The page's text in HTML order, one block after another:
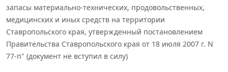
запасы материально-технических, продовольственных,
медицинских и иных средств на территории
Ставропольского края, утвержденный постановлением
Правительства Ставропольского края от 18 июля 2007 г. N
77-п" (документ не вступил в силу)